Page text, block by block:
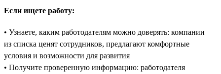
Если ищете работу:
• Узнаете, каким работодателям можно доверять: компании
из списка ценят сотрудников, предлагают комфортные
условия и возможности для развития
• Получите проверенную информацию: работодателя